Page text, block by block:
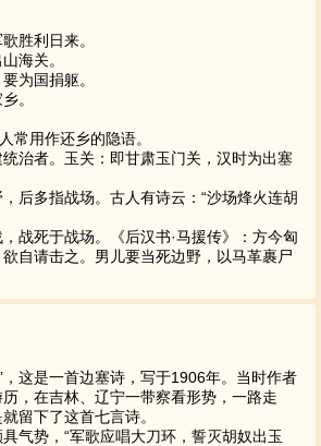
胜利日来。
海关。
为国捐躯。
。
常用作还乡的隐语。
治者。玉关：即甘肃玉门关，汉时为出塞
后多指战场。古人有诗云：“沙场烽火连胡
战死于战场。《后汉书·马援传》：方今匈
自请击之。男儿要当死边野，以马革裹尸
这是一首边塞诗，写于1906年。当时作者
，在吉林、辽宁一带察看形势，一路走
留下了这首七言诗。
势，“军歌应唱大刀环，誓灭胡奴出玉